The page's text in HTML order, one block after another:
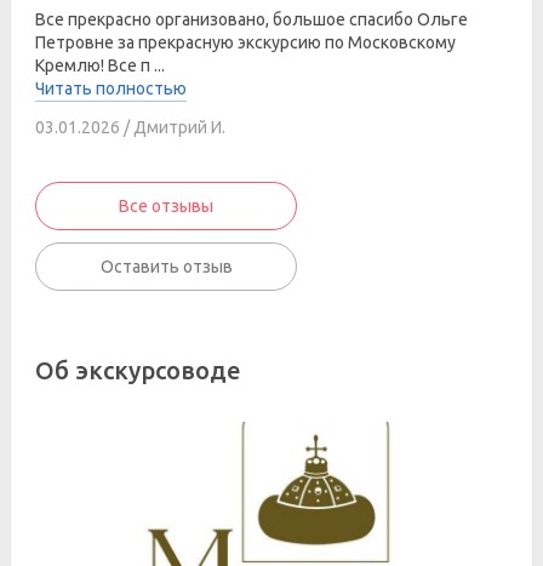
Все прекрасно организовано, большое спасибо Ольге
Петровне за прекрасную экскурсию по Московскому
Кремлю! Все п ...
Читать полностью
03.01.2026 / Дмитрий И.
Все отзывы
Оставить отзыв
Об экскурсоводе